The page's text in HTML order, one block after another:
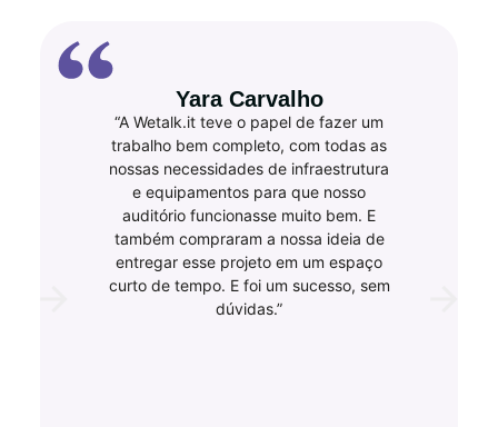
Yara Carvalho
“A Wetalk.it teve o papel de fazer um
trabalho bem completo, com todas as
nossas necessidades de infraestrutura
e equipamentos para que nosso
auditório funcionasse muito bem. E
também compraram a nossa ideia de
entregar esse projeto em um espaço
curto de tempo. E foi um sucesso, sem
dúvidas.”